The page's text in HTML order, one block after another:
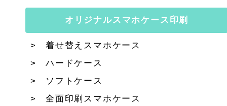
オリジナルスマホケース印刷
着せ替えスマホケース
ハードケース
ソフトケース
全面印刷スマホケース